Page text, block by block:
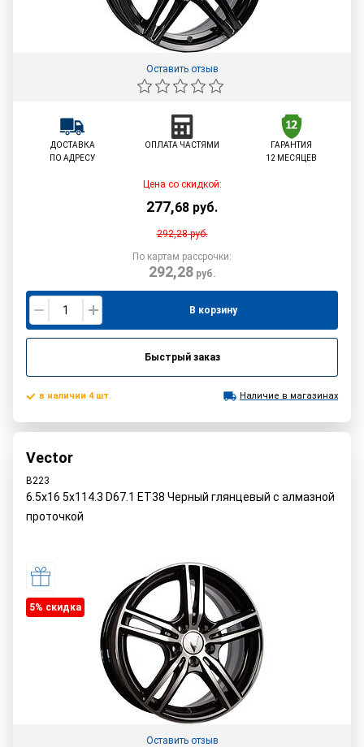
Оставить отзыв
ДОСТАВКА
ПО АДРЕСУ
ОПЛАТА ЧАСТЯМИ
ГАРАНТИЯ
12 МЕСЯЦЕВ
Цена со скидкой:
277,68 руб.
292,28руб.
По картам рассрочки:
292,28руб.
В корзину
Быстрый заказ
в наличии 4 шт. Наличие в магазинах
Vector
B223
6.5x16 5x114.3 D67.1 ET38 Черный глянцевый с алмазной
проточкой
5% cкидка
Оставить отзыв